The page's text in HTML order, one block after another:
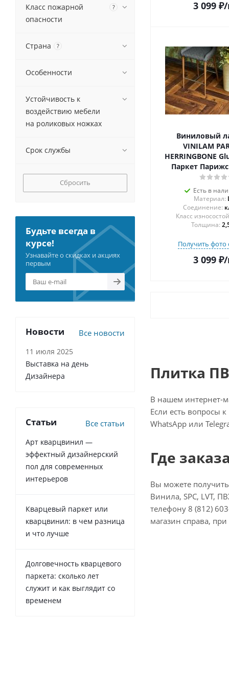
3 099 ₽/
Виниловый
VINILAM
HERRINGBONE
Паркет
Есть в
Материал:
Соединение:
Толщина:
Получить фото
3 099 ₽/
Плитка
В нашем интернет-
Если есть вопросы
WhatsApp или
Где
Вы можете
Винила, SPC, LVT,
телефону 8 (812)
магазин справа,
Класс пожарной
опасности
?
Страна ?
Особенности
Устойчивость к
воздействию мебели
на роликовых ножках
Срок службы
Сбросить
Будьте всегда в
курсе!
Узнавайте о скидках и акциях
первым
Новости Все новости
11 июля 2025
Выставка на день
Дизайнера
Статьи Все статьи
Арт кварцвинил —
эффектный дизайнерский
пол для современных
интерьеров
Кварцевый паркет или
кварцвинил: в чем разница
и что лучше
Долговечность кварцевого
паркета: сколько лет
служит и как выглядит со
временем